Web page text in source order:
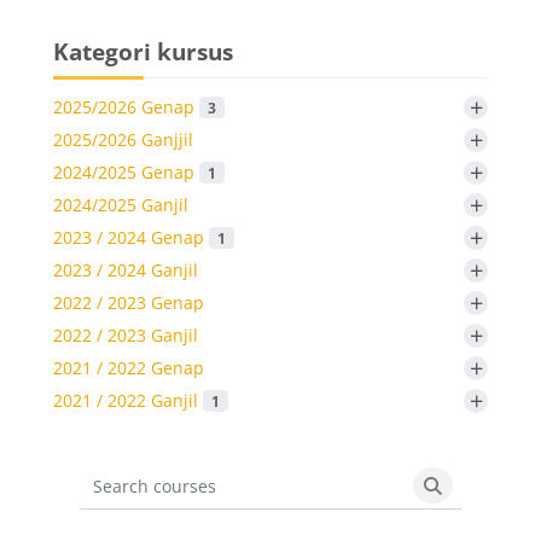
Kategori kursus
2025/2026 Genap 3 +
2025/2026 Ganjjil +
2024/2025 Genap 1 +
2024/2025 Ganjil +
2023 / 2024 Genap 1 +
2023 / 2024 Ganjil +
2022 / 2023 Genap +
2022 / 2023 Ganjil +
2021 / 2022 Genap +
2021 / 2022 Ganjil 1 +
Search courses
Search